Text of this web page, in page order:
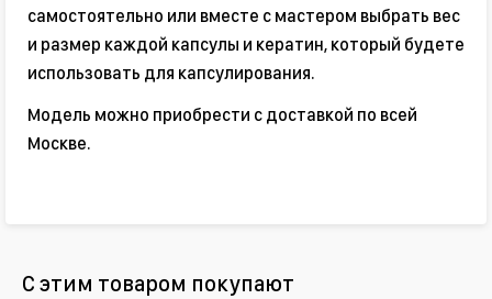
самостоятельно или вместе с мастером выбрать вес
и размер каждой капсулы и кератин, который будете
использовать для капсулирования.
Модель можно приобрести с доставкой по всей
Москве.
С этим товаром покупают